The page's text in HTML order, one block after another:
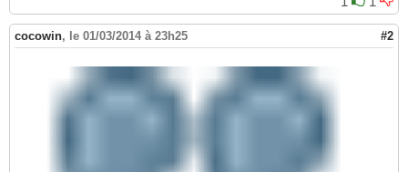
cocowin, le 01/03/2014 à 23h25 #2